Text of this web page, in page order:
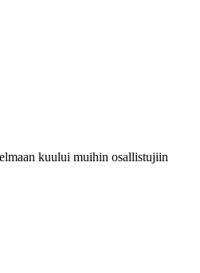
kuului muihin osallistujiin